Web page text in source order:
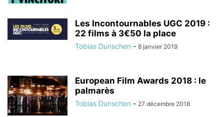
Les Incontournables UGC 2019 :
22 films à 3€50 la place
Tobias Dunschen - 8 janvier 2019
European Film Awards 2018 : le
palmarès
Tobias Dunschen - 27 décembre 2018